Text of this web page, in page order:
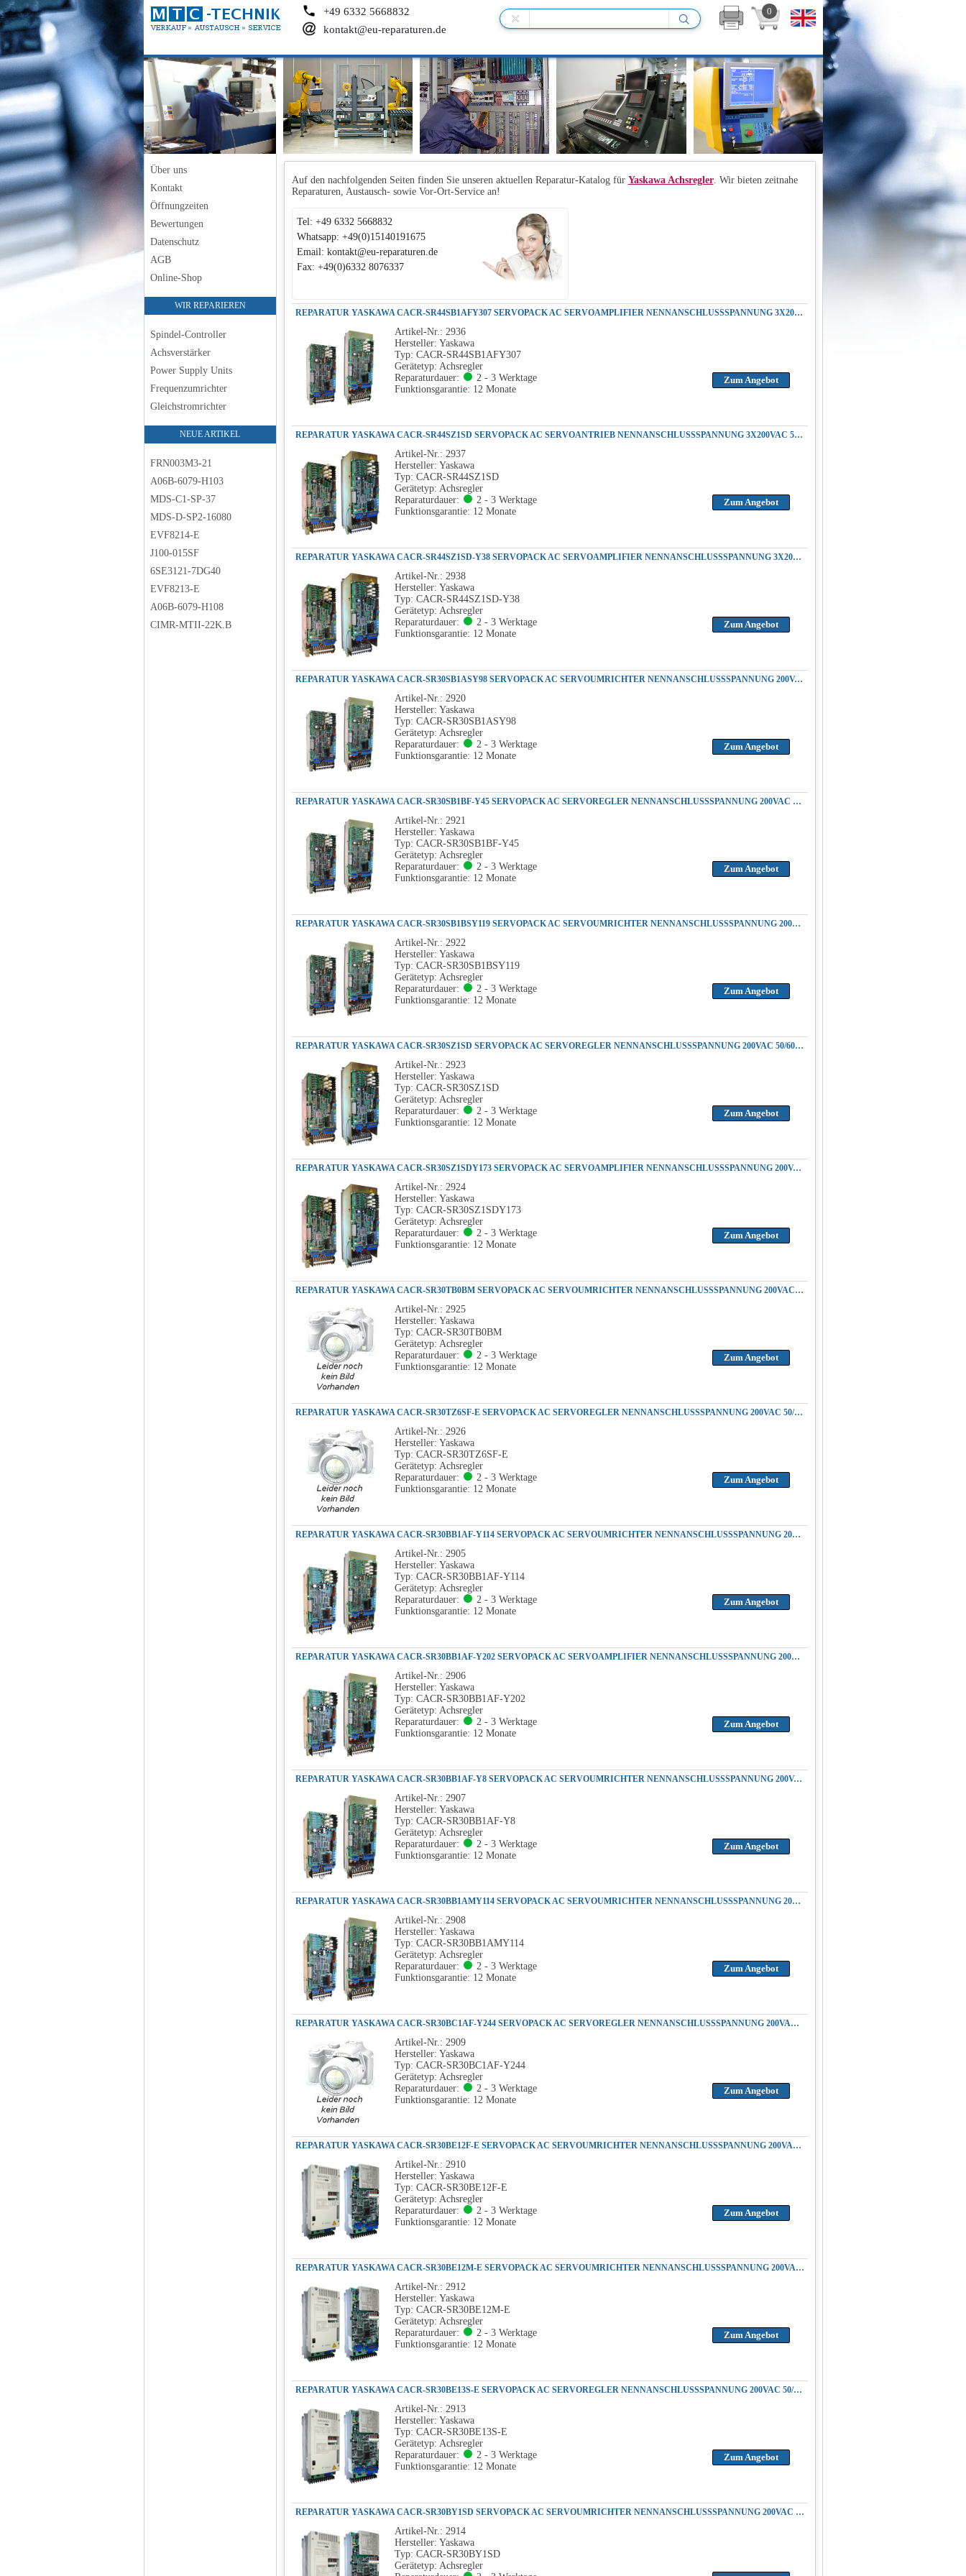
+49 6332 5668832
kontakt@eu-reparaturen.de
0
Über uns
Kontakt
Öffnungzeiten
Bewertungen
Datenschutz
AGB
Online-Shop
WIR REPARIEREN
Spindel-Controller
Achsverstärker
Power Supply Units
Frequenzumrichter
Gleichstromrichter
NEUE ARTIKEL
FRN003M3-21
A06B-6079-H103
MDS-C1-SP-37
MDS-D-SP2-16080
EVF8214-E
J100-015SF
6SE3121-7DG40
EVF8213-E
A06B-6079-H108
CIMR-MTII-22K.B
Auf den nachfolgenden Seiten finden Sie unseren aktuellen Reparatur-Katalog für Yaskawa Achsregler. Wir bieten zeitnahe
Reparaturen, Austausch- sowie Vor-Ort-Service an!
Tel: +49 6332 5668832
Whatsapp: +49(0)15140191675
Email: kontakt@eu-reparaturen.de
Fax: +49(0)6332 8076337
REPARATUR YASKAWA CACR-SR44SB1AFY307 SERVOPACK AC SERVOAMPLIFIER NENNANSCHLUSSSPANNUNG 3X200VAC 50/60HZ AUSGANGSLEISTUNG 4.4KW 6.0HP 3 PHASE-200VAC
Artikel-Nr.: 2936
Hersteller: Yaskawa
Typ: CACR-SR44SB1AFY307
Gerätetyp: Achsregler
Reparaturdauer:
2 - 3 Werktage
Funktionsgarantie: 12 Monate
Zum Angebot
REPARATUR YASKAWA CACR-SR44SZ1SD SERVOPACK AC SERVOANTRIEB NENNANSCHLUSSSPANNUNG 3X200VAC 50/60HZ AUSGANGSLEISTUNG 4.4KW 6.0HP 3 PHASE-200VAC
Artikel-Nr.: 2937
Hersteller: Yaskawa
Typ: CACR-SR44SZ1SD
Gerätetyp: Achsregler
Reparaturdauer:
2 - 3 Werktage
Funktionsgarantie: 12 Monate
Zum Angebot
REPARATUR YASKAWA CACR-SR44SZ1SD-Y38 SERVOPACK AC SERVOAMPLIFIER NENNANSCHLUSSSPANNUNG 3X200VAC 50/60HZ AUSGANGSLEISTUNG 4.4KW 6.0HP 3 PHASE-200VAC
Artikel-Nr.: 2938
Hersteller: Yaskawa
Typ: CACR-SR44SZ1SD-Y38
Gerätetyp: Achsregler
Reparaturdauer:
2 - 3 Werktage
Funktionsgarantie: 12 Monate
Zum Angebot
REPARATUR YASKAWA CACR-SR30SB1ASY98 SERVOPACK AC SERVOUMRICHTER NENNANSCHLUSSSPANNUNG 200VAC 50/60HZ AUSGANGSPANNUNG 3.0KW 4.1HP 200VAC
Artikel-Nr.: 2920
Hersteller: Yaskawa
Typ: CACR-SR30SB1ASY98
Gerätetyp: Achsregler
Reparaturdauer:
2 - 3 Werktage
Funktionsgarantie: 12 Monate
Zum Angebot
REPARATUR YASKAWA CACR-SR30SB1BF-Y45 SERVOPACK AC SERVOREGLER NENNANSCHLUSSSPANNUNG 200VAC 50/60HZ AUSGANGSPANNUNG 3.0KW 4.1HP 200VAC
Artikel-Nr.: 2921
Hersteller: Yaskawa
Typ: CACR-SR30SB1BF-Y45
Gerätetyp: Achsregler
Reparaturdauer:
2 - 3 Werktage
Funktionsgarantie: 12 Monate
Zum Angebot
REPARATUR YASKAWA CACR-SR30SB1BSY119 SERVOPACK AC SERVOUMRICHTER NENNANSCHLUSSSPANNUNG 200VAC 50/60HZ AUSGANGSPANNUNG 3.0KW 4.1HP 200VAC
Artikel-Nr.: 2922
Hersteller: Yaskawa
Typ: CACR-SR30SB1BSY119
Gerätetyp: Achsregler
Reparaturdauer:
2 - 3 Werktage
Funktionsgarantie: 12 Monate
Zum Angebot
REPARATUR YASKAWA CACR-SR30SZ1SD SERVOPACK AC SERVOREGLER NENNANSCHLUSSSPANNUNG 200VAC 50/60HZ AUSGANGSPANNUNG 3.0KW 4.1HP 200VAC
Artikel-Nr.: 2923
Hersteller: Yaskawa
Typ: CACR-SR30SZ1SD
Gerätetyp: Achsregler
Reparaturdauer:
2 - 3 Werktage
Funktionsgarantie: 12 Monate
Zum Angebot
REPARATUR YASKAWA CACR-SR30SZ1SDY173 SERVOPACK AC SERVOAMPLIFIER NENNANSCHLUSSSPANNUNG 200VAC 50/60HZ AUSGANGSPANNUNG 3.0KW 4.1HP 200VAC
Artikel-Nr.: 2924
Hersteller: Yaskawa
Typ: CACR-SR30SZ1SDY173
Gerätetyp: Achsregler
Reparaturdauer:
2 - 3 Werktage
Funktionsgarantie: 12 Monate
Zum Angebot
REPARATUR YASKAWA CACR-SR30TB0BM SERVOPACK AC SERVOUMRICHTER NENNANSCHLUSSSPANNUNG 200VAC 50/60HZ AUSGANGSPANNUNG 3.0KW 4.1HP 200VAC
Artikel-Nr.: 2925
Hersteller: Yaskawa
Typ: CACR-SR30TB0BM
Gerätetyp: Achsregler
Reparaturdauer:
2 - 3 Werktage
Funktionsgarantie: 12 Monate
Zum Angebot
REPARATUR YASKAWA CACR-SR30TZ6SF-E SERVOPACK AC SERVOREGLER NENNANSCHLUSSSPANNUNG 200VAC 50/60HZ AUSGANGSPANNUNG 3.0KW 4.1HP 200VAC
Artikel-Nr.: 2926
Hersteller: Yaskawa
Typ: CACR-SR30TZ6SF-E
Gerätetyp: Achsregler
Reparaturdauer:
2 - 3 Werktage
Funktionsgarantie: 12 Monate
Zum Angebot
REPARATUR YASKAWA CACR-SR30BB1AF-Y114 SERVOPACK AC SERVOUMRICHTER NENNANSCHLUSSSPANNUNG 200VAC 50/60HZ AUSGANGSPANNUNG 3.0KW 4.1HP 200VAC
Artikel-Nr.: 2905
Hersteller: Yaskawa
Typ: CACR-SR30BB1AF-Y114
Gerätetyp: Achsregler
Reparaturdauer:
2 - 3 Werktage
Funktionsgarantie: 12 Monate
Zum Angebot
REPARATUR YASKAWA CACR-SR30BB1AF-Y202 SERVOPACK AC SERVOAMPLIFIER NENNANSCHLUSSSPANNUNG 200VAC 50/60HZ AUSGANGSPANNUNG 3.0KW 4.1HP 200VAC
Artikel-Nr.: 2906
Hersteller: Yaskawa
Typ: CACR-SR30BB1AF-Y202
Gerätetyp: Achsregler
Reparaturdauer:
2 - 3 Werktage
Funktionsgarantie: 12 Monate
Zum Angebot
REPARATUR YASKAWA CACR-SR30BB1AF-Y8 SERVOPACK AC SERVOUMRICHTER NENNANSCHLUSSSPANNUNG 200VAC 50/60HZ AUSGANGSPANNUNG 3.0KW 4.1HP 200VAC
Artikel-Nr.: 2907
Hersteller: Yaskawa
Typ: CACR-SR30BB1AF-Y8
Gerätetyp: Achsregler
Reparaturdauer:
2 - 3 Werktage
Funktionsgarantie: 12 Monate
Zum Angebot
REPARATUR YASKAWA CACR-SR30BB1AMY114 SERVOPACK AC SERVOUMRICHTER NENNANSCHLUSSSPANNUNG 200VAC 50/60HZ AUSGANGSPANNUNG 3.0KW 4.1HP 200VAC
Artikel-Nr.: 2908
Hersteller: Yaskawa
Typ: CACR-SR30BB1AMY114
Gerätetyp: Achsregler
Reparaturdauer:
2 - 3 Werktage
Funktionsgarantie: 12 Monate
Zum Angebot
REPARATUR YASKAWA CACR-SR30BC1AF-Y244 SERVOPACK AC SERVOREGLER NENNANSCHLUSSSPANNUNG 200VAC 50/60HZ AUSGANGSPANNUNG 3.0KW 4.1HP 200VAC
Artikel-Nr.: 2909
Hersteller: Yaskawa
Typ: CACR-SR30BC1AF-Y244
Gerätetyp: Achsregler
Reparaturdauer:
2 - 3 Werktage
Funktionsgarantie: 12 Monate
Zum Angebot
REPARATUR YASKAWA CACR-SR30BE12F-E SERVOPACK AC SERVOUMRICHTER NENNANSCHLUSSSPANNUNG 200VAC 50/60HZ AUSGANGSPANNUNG 3.0KW 4.1HP 200VAC
Artikel-Nr.: 2910
Hersteller: Yaskawa
Typ: CACR-SR30BE12F-E
Gerätetyp: Achsregler
Reparaturdauer:
2 - 3 Werktage
Funktionsgarantie: 12 Monate
Zum Angebot
REPARATUR YASKAWA CACR-SR30BE12M-E SERVOPACK AC SERVOUMRICHTER NENNANSCHLUSSSPANNUNG 200VAC 50/60HZ AUSGANGSPANNUNG 3.0KW 4.1HP 200VAC
Artikel-Nr.: 2912
Hersteller: Yaskawa
Typ: CACR-SR30BE12M-E
Gerätetyp: Achsregler
Reparaturdauer:
2 - 3 Werktage
Funktionsgarantie: 12 Monate
Zum Angebot
REPARATUR YASKAWA CACR-SR30BE13S-E SERVOPACK AC SERVOREGLER NENNANSCHLUSSSPANNUNG 200VAC 50/60HZ AUSGANGSPANNUNG 3.0KW 4.1HP 200VAC
Artikel-Nr.: 2913
Hersteller: Yaskawa
Typ: CACR-SR30BE13S-E
Gerätetyp: Achsregler
Reparaturdauer:
2 - 3 Werktage
Funktionsgarantie: 12 Monate
Zum Angebot
REPARATUR YASKAWA CACR-SR30BY1SD SERVOPACK AC SERVOUMRICHTER NENNANSCHLUSSSPANNUNG 200VAC 50/60HZ AUSGANGSPANNUNG 3.0KW 4.1HP 200VAC
Artikel-Nr.: 2914
Hersteller: Yaskawa
Typ: CACR-SR30BY1SD
Gerätetyp: Achsregler